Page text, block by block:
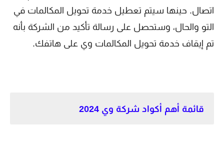
اتصال. حينها سيتم تعطيل خدمة تحويل المكالمات في
التو والحال، وستحصل على رسالة تأكيد من الشركة بأنه
تم إيقاف خدمة تحويل المكالمات وي على هاتفك.
قائمة أهم أكواد شركة وي 2024